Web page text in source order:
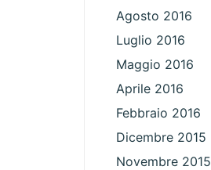
Agosto 2016
Luglio 2016
Maggio 2016
Aprile 2016
Febbraio 2016
Dicembre 2015
Novembre 2015